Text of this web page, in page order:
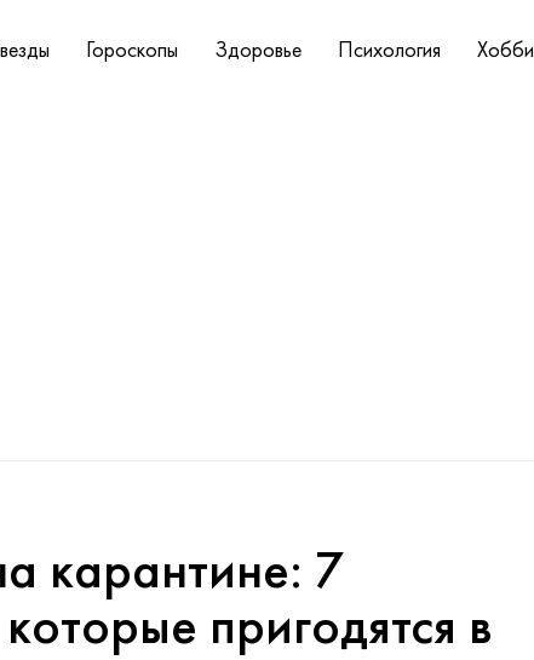
Гороскопы Здоровье Психология Хобби
карантине: 7
пригодятся в